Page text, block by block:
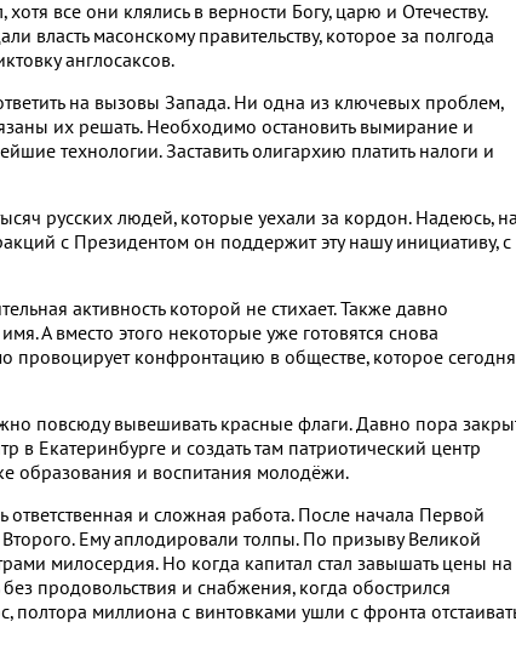
все они клялись в верности Богу, царю и Отечеству.
власть масонскому правительству, которое за полгода
англосаксов.
на вызовы Запада. Ни одна из ключевых проблем,
их решать. Необходимо остановить вымирание и
технологии. Заставить олигархию платить налоги и
русских людей, которые уехали за кордон. Надеюсь,
с Президентом он поддержит эту нашу инициативу, с
активность которой не стихает. Также давно
А вместо этого некоторые уже готовятся снова
провоцирует конфронтацию в обществе, которое сегодня
повсюду вывешивать красные флаги. Давно пора
Екатеринбурге и создать там патриотический центр
образования и воспитания молодёжи.
и сложная работа. После начала Первой
Ему аплодировали толпы. По призыву Великой
милосердия. Но когда капитал стал завышать цены на
продовольствия и снабжения, когда обострился
миллиона с винтовками ушли с фронта